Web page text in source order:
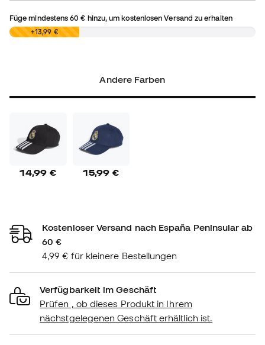
Füge mindestens60 € hinzu, um kostenlosen Versand zu erhalten
0,00 €+13,99 €
Andere Farben
14,99 € 15,99 €
Kostenloser Versand nach España Peninsular ab
60 €
4,99 € für kleinere Bestellungen
Verfügbarkeit im Geschäft
Prüfen , ob dieses Produkt in Ihrem
nächstgelegenen Geschäft erhältlich ist.